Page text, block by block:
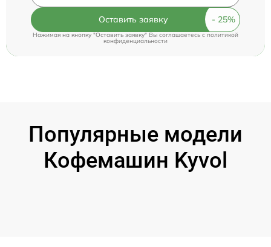
Оставить заявку
Нажимая на кнопку "Оставить заявку" Вы соглашаетесь cполитикой
конфиденциальности
Популярные модели
Кофемашин Kyvol